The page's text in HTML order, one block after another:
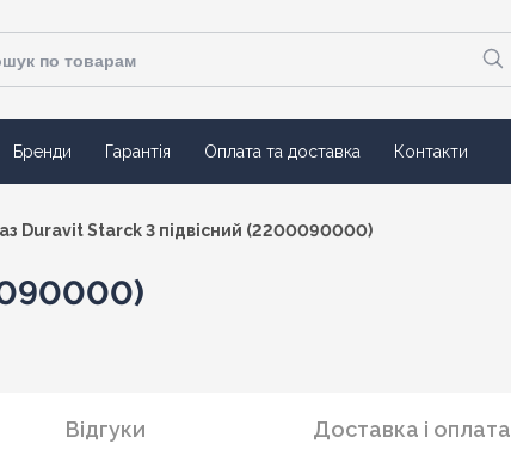
Бренди Гарантія Оплата та доставка Контакти
Duravit Starck 3 підвісний (2200090000)
Відгуки Доставка і оплата